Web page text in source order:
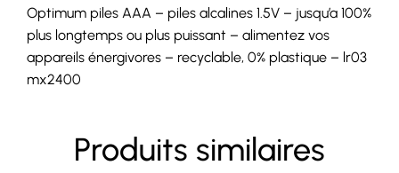
Optimum piles AAA – piles alcalines 1.5V – jusqu’a 100%
plus longtemps ou plus puissant – alimentez vos
appareils énergivores – recyclable, 0% plastique – lr03
mx2400
Produits similaires